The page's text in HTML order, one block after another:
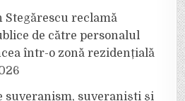
Stegărescu reclamă
de către personalul
într-o zonă rezidențială
suveranism, suveraniști și